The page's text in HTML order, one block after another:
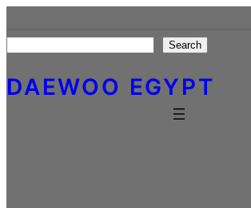
to
content
Search
DAEWOO EGYPT